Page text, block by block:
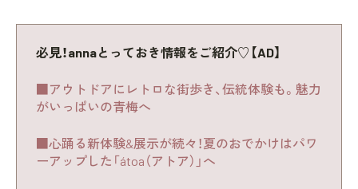
必見！annaとっておき情報をご紹介♡【AD】
■アウトドアにレトロな街歩き、伝統体験も。魅力
がいっぱいの青梅へ
■心踊る新体験&展示が続々！夏のおでかけはパワ
ーアップした「átoa（アトア）」へ